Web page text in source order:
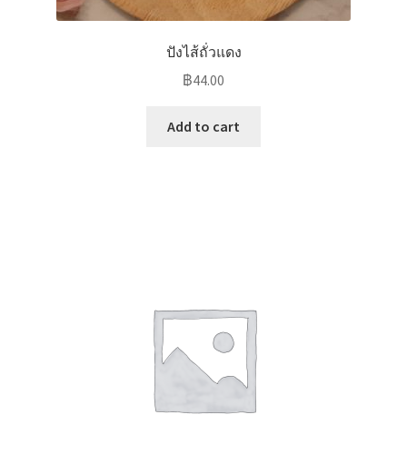
ปังไส้ถั่วแดง
฿44.00
Add to cart